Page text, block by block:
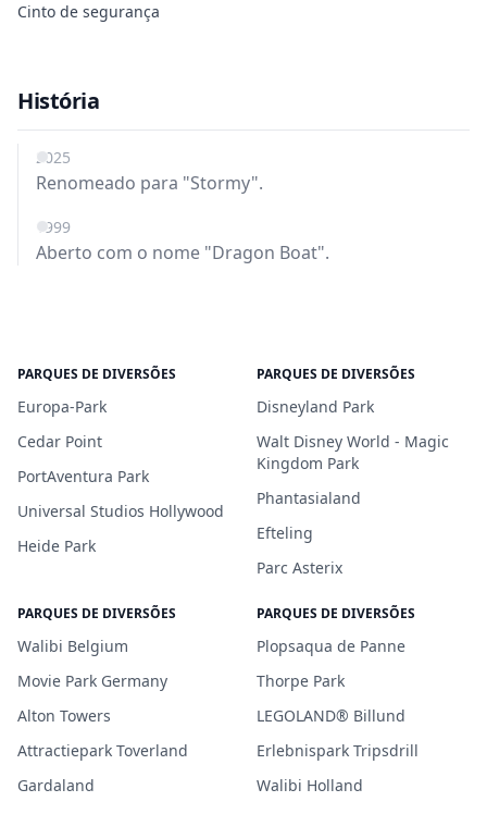
Cinto de segurança
História
2025
Renomeado para "Stormy".
1999
Aberto com o nome "Dragon Boat".
PARQUES DE DIVERSÕES
Europa-Park
Cedar Point
PortAventura Park
Universal Studios Hollywood
Heide Park
PARQUES DE DIVERSÕES
Disneyland Park
Walt Disney World - Magic
Kingdom Park
Phantasialand
Efteling
Parc Asterix
PARQUES DE DIVERSÕES
Walibi Belgium
Movie Park Germany
Alton Towers
Attractiepark Toverland
Gardaland
PARQUES DE DIVERSÕES
Plopsaqua de Panne
Thorpe Park
LEGOLAND® Billund
Erlebnispark Tripsdrill
Walibi Holland